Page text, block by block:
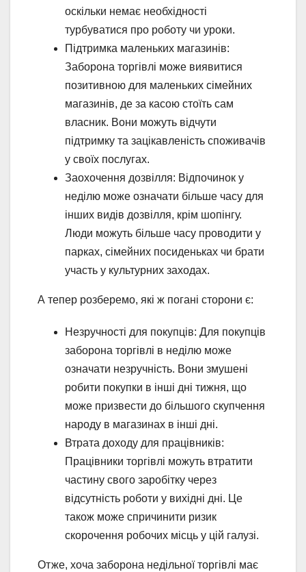
оскільки немає необхідності
турбуватися про роботу чи уроки.
Підтримка маленьких магазинів:
Заборона торгівлі може виявитися
позитивною для маленьких сімейних
магазинів, де за касою стоїть сам
власник. Вони можуть відчути
підтримку та зацікавленість споживачів
у своїх послугах.
Заохочення дозвілля: Відпочинок у
неділю може означати більше часу для
інших видів дозвілля, крім шопінгу.
Люди можуть більше часу проводити у
парках, сімейних посиденьках чи брати
участь у культурних заходах.
А тепер розберемо, які ж погані сторони є:
Незручності для покупців: Для покупців
заборона торгівлі в неділю може
означати незручність. Вони змушені
робити покупки в інші дні тижня, що
може призвести до більшого скупчення
народу в магазинах в інші дні.
Втрата доходу для працівників:
Працівники торгівлі можуть втратити
частину свого заробітку через
відсутність роботи у вихідні дні. Це
також може спричинити ризик
скорочення робочих місць у цій галузі.
Отже, хоча заборона недільної торгівлі має